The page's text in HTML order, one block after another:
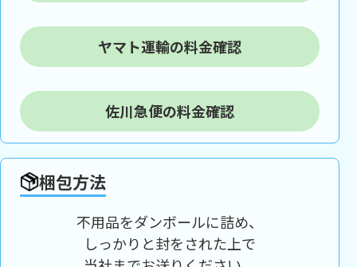
ヤマト運輸の料金確認
佐川急便の料金確認
梱包方法
不用品をダンボールに詰め、
しっかりと封をされた上で